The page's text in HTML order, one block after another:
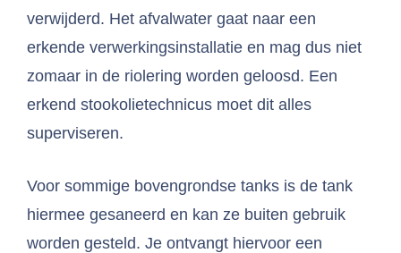
verwijderd. Het afvalwater gaat naar een
erkende verwerkingsinstallatie en mag dus niet
zomaar in de riolering worden geloosd. Een
erkend stookolietechnicus moet dit alles
superviseren.
Voor sommige bovengrondse tanks is de tank
hiermee gesaneerd en kan ze buiten gebruik
worden gesteld. Je ontvangt hiervoor een